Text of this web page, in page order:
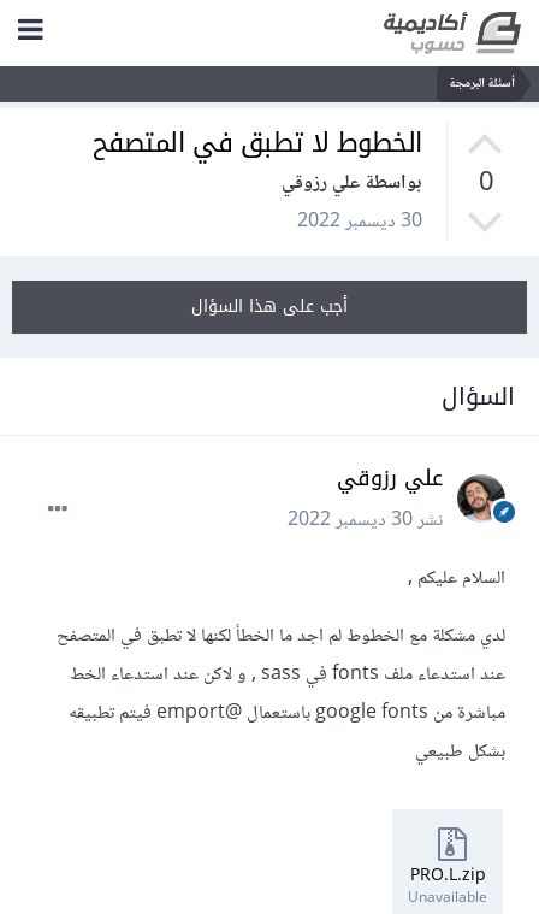
أسئلة البرمجة
0
الخطوط لا تطبق في المتصفح
بواسطة علي رزوقي
30 ديسمبر 2022
أجب على هذا السؤال
السؤال
علي رزوقي
نشر30 ديسمبر 2022
السلام عليكم ,
لدي مشكلة مع الخطوط لم اجد ما الخطأ لكنها لا تطبق في المتصفح
عند استدعاء ملف fonts في sass , و لاكن عند استدعاء الخط
مباشرة من google fonts باستعمال @emport فيتم تطبيقه
بشكل طبيعي
PRO.L.zip
Unavailable